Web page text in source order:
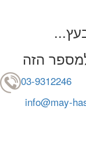
הזה
03-9312246
info@may-